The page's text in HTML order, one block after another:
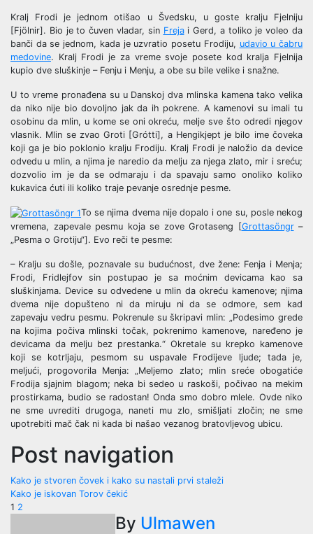
Kralj Frodi je jednom otišao u Švedsku, u goste kralju Fjelniju
[Fjölnir]. Bio je to čuven vladar, sin Frejai Gerd, a toliko je voleo da
banči da se jednom, kada je uzvratio posetu Frodiju, udavio u čabru
medovine. Kralj Frodi je za vreme svoje posete kod kralja Fjelnija
kupio dve sluškinje – Fenju i Menju, a obe su bile velike i snažne.
U to vreme pronađena su u Danskoj dva mlinska kamena tako velika
da niko nije bio dovoljno jak da ih pokrene. A kamenovi su imali tu
osobinu da mlin, u kome se oni okreću, melje sve što odredi njegov
vlasnik. Mlin se zvao Groti [Grótti], a Hengikjept je bilo ime čoveka
koji ga je bio poklonio kralju Frodiju. Kralj Frodi je naložio da device
odvedu u mlin, a njima je naredio da melju za njega zlato, mir i sreću;
dozvolio im je da se odmaraju i da spavaju samo onoliko koliko
kukavica ćuti ili koliko traje pevanje osrednje pesme.
To se njima dvema nije dopalo i one su, posle nekog
vremena, zapevale pesmu koja se zove Grotaseng [Grottasöngr–
„Pesma o Grotiju“]. Evo reči te pesme:
– Kralju su došle, poznavale su budućnost, dve žene: Fenja i Menja;
Frodi, Fridlejfov sin postupao je sa moćnim devicama kao sa
sluškinjama. Device su odvedene u mlin da okreću kamenove; njima
dvema nije dopušteno ni da miruju ni da se odmore, sem kad
zapevaju vedru pesmu. Pokrenule su škripavi mlin: „Podesimo grede
na kojima počiva mlinski točak, pokrenimo kamenove, naređeno je
devicama da melju bez prestanka.“ Okretale su krepko kamenove
koji se kotrljaju, pesmom su uspavale Frodijeve ljude; tada je,
meljući, progovorila Menja: „Meljemo zlato; mlin sreće obogatiće
Frodija sjajnim blagom; neka bi sedeo u raskoši, počivao na mekim
prostirkama, budio se radostan! Onda smo dobro mlele. Ovde niko
ne sme uvrediti drugoga, naneti mu zlo, smišljati zločin; ne sme
upotrebiti mač čak ni kada bi našao vezanog bratovljevog ubicu.
Post navigation
Kako je stvoren čovek i kako su nastali prvi staleži
Kako je iskovan Torov čekić
1 2
By Ulmawen